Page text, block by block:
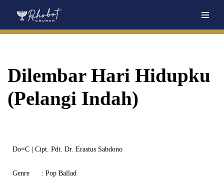
Dilembar Hari Hidupku
(Pelangi Indah)
Do=C | Cipt. Pdt. Dr. Erastus Sabdono
Genre : Pop Ballad